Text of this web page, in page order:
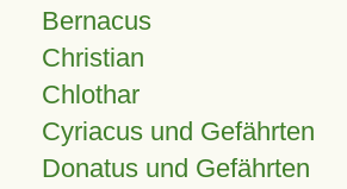
Bernacus
Christian
Chlothar
Cyriacus und Gefährten
Donatus und Gefährten